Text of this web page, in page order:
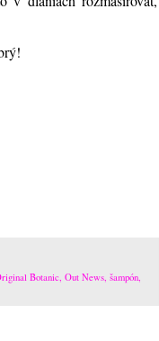
Botanic Out News šampón